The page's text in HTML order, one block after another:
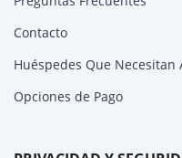
Contacto
Huéspedes Que Necesitan
Opciones de Pago